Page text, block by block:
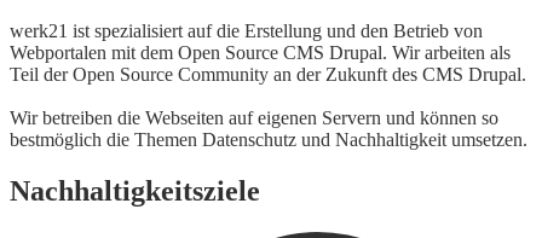
werk21 ist spezialisiert auf die Erstellung und den Betrieb von
Webportalen mit dem Open Source CMS Drupal. Wir arbeiten als
Teil der Open Source Community an der Zukunft des CMS Drupal.
Wir betreiben die Webseiten auf eigenen Servern und können so
bestmöglich die Themen Datenschutz und Nachhaltigkeit umsetzen.
Nachhaltigkeitsziele